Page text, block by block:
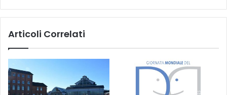
"The
Articoli Correlati